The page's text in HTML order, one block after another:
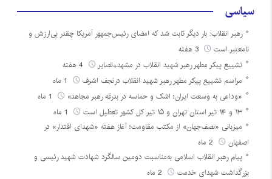
سیاسی
رهبر انقلاب: بار دیگر ثابت شد که امضای رئیس‌جمهور آمریکا چقدر بی‌ارزش و
نامعتبر است
3 هفته
تشییع پیکر مطهر رهبر شهید انقلاب در مشهد+تصایر
مراسم تشییع پیکر مطهر رهبر شهید انقلاب درنجف اشرف
«وداعی به وسعت ایران؛ اشک و حماسه در بدرقه رهبر مجاهد»
۱۳ و ۱۴ تیر استان تهران و ۱۵ تیر کل کشور تعطیل است
میزبانی «نصف‌جهان» از مکتب مقاومت؛ آغاز هفته «شهدای اقتدار» در
اصفهان
پیام رهبر انقلاب اسلامی به‌مناسبت دومین سالگرد شهادت شهید رئیسی و
بزرگداشت شهدای خدمت